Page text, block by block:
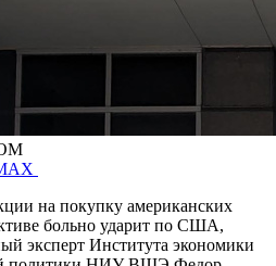
на покупку американских
больно ударит по США,
эксперт Института экономики